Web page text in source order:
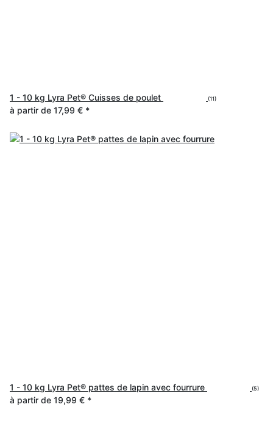
1 - 10 kg Lyra Pet® Cuisses de poulet (11)
à partir de 17,99 € *
1 - 10 kg Lyra Pet® pattes de lapin avec fourrure (5)
à partir de 19,99 € *